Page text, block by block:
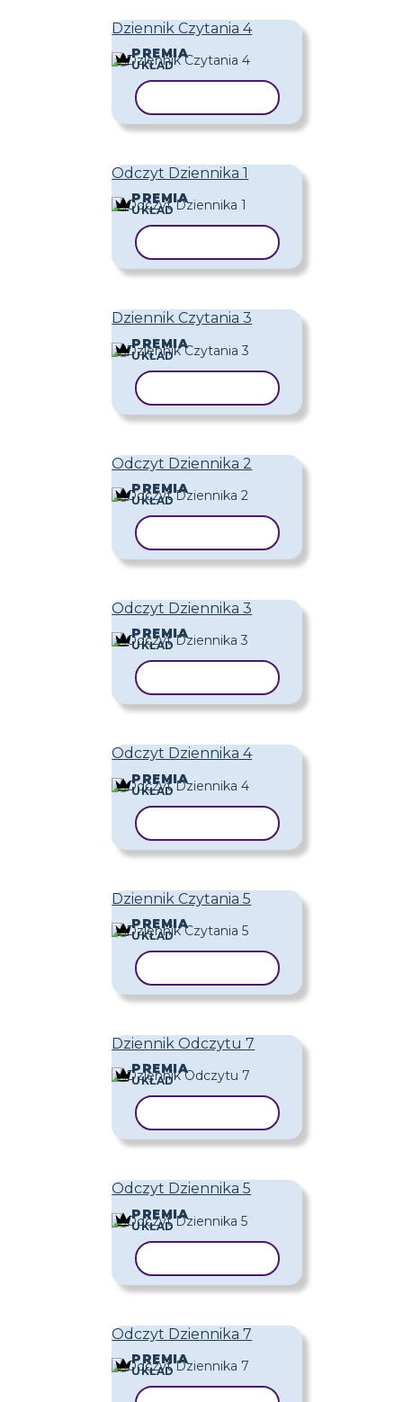
Dziennik Czytania 4
PREMIA
UKŁAD
Odczyt Dziennika 1
PREMIA
UKŁAD
Dziennik Czytania 3
PREMIA
UKŁAD
Odczyt Dziennika 2
PREMIA
UKŁAD
Odczyt Dziennika 3
PREMIA
UKŁAD
Odczyt Dziennika 4
PREMIA
UKŁAD
Dziennik Czytania 5
PREMIA
UKŁAD
Dziennik Odczytu 7
PREMIA
UKŁAD
Odczyt Dziennika 5
PREMIA
UKŁAD
Odczyt Dziennika 7
PREMIA
UKŁAD